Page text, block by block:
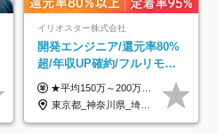
イリオスター株式会社
開発エンジニア/還元率80%
超/年収UP確約/フルリモ
OK/年休130日/平均残業7h/
約2万件の案件から選択
★平均150万～200万円年収UPを実現！ ★前職給与を100％保証！ ★案件内容の開示・明確な評価体制あり ⇒クライアント評価で即昇給を実現したケースも◎ ★年12回（毎月昇給チャンスあり） ■月給35万円～103万円 ※経験・能力・前職給与を考慮し、決定 ※上記給与には月30時間分(6万6500円以上)の固定残業代が含まれます。超過分は手当として別途支給します ※試用期間3ヶ月あり(期間中の給与・待遇面に差異はありません) ▼収入アップの実例をご紹介 ───────────── ★働き方改革をした30代男性（PG） 子どもが生まれたばかりなのに、忙しい現場で残業も月50～60時間が当たり前。 ⇒残業ほぼゼロ＆週3リモートの働き方に！しかも給与もアップ！ ★収入アップした30代男性（PM） 子供が3人いて家計も苦しく、残業代で稼ぐ日々… ⇒残業をたくさんしていた年収額より、100万円以上アップしました！
東京都_神奈川県_埼玉県_千葉県_大阪府_愛知県_北海道_青森県_岩手県_宮城県_秋田県_山形県_福島県_茨城県_栃木県_群馬県_新潟県_山梨県_長野県_富山県_石川県_福井県_静岡県_岐阜県_三重県_兵庫県_京都府_滋賀県_奈良県_和歌山県_広島県_岡山県_鳥取県_島根県_山口県_徳島県_香川県_愛媛県_高知県_福岡県_熊本県_佐賀県_長崎県_大分県_宮崎県_鹿児島県_沖縄県